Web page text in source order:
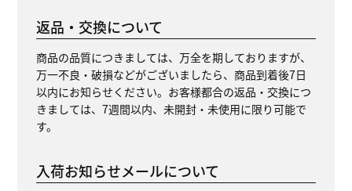
返品・交換について
商品の品質につきましては、万全を期しておりますが、
万一不良・破損などがございましたら、商品到着後7日
以内にお知らせください。お客様都合の返品・交換につ
きましては、7週間以内、未開封・未使用に限り可能で
す。
入荷お知らせメールについて